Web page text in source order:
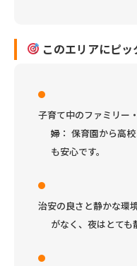
このエリアにピッ
子育て中のファミリー
婦： 保育園から高
も安心です。
治安の良さと静かな環
がなく、夜はとても